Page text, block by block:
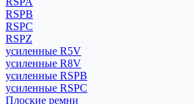
RSPB
RSPC
RSPZ
усиленные R5V
усиленные R8V
усиленные RSPB
усиленные RSPC
Плоские ремни